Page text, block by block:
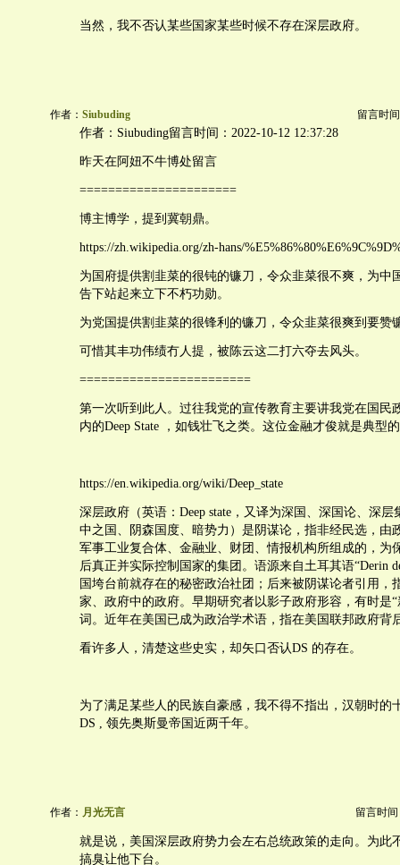
当然，我不否认某些国家某些时候不存在深层政府。
作者： Siubuding 留言时
作者：Siubuding留言时间：2022-10-12 12:37:28
昨天在阿妞不牛博处留言
======================
博主博学，提到冀朝鼎。
https://zh.wikipedia.org/zh-hans/
为国府提供割韭菜的很钝的镰刀，令众韭菜很不爽，为中
告下站起来立下不朽功勋。
为党国提供割韭菜的很锋利的镰刀，令众韭菜很爽到要赞
可惜其丰功伟绩冇人提，被陈云这二打六夺去风头。
========================
第一次听到此人。过往我党的宣传教育主要讲我党在国民
内的Deep State ，如钱壮飞之类。这位金融才俊就是典型
https://en.wikipedia.org/wiki/Deep_state
深层政府（英语：Deep state，又译为深国、深国论、深
中之国、阴森国度、暗势力）是阴谋论，指非经民选，由
军事工业复合体、金融业、财团、情报机构所组成的，为
后真正并实际控制国家的集团。语源来自土耳其语“Derin
国垮台前就存在的秘密政治社团；后来被阴谋论者引用，
家、政府中的政府。早期研究者以影子政府形容，有时是
词。近年在美国已成为政治学术语，指在美国联邦政府背
看许多人，清楚这些史实，却矢口否认DS 的存在。
为了满足某些人的民族自豪感，我不得不指出，汉朝时的
DS , 领先奥斯曼帝国近两千年。
作者： 月光无言 留言时间
就是说，美国深层政府势力会左右总统政策的走向。为此
搞臭让他下台。